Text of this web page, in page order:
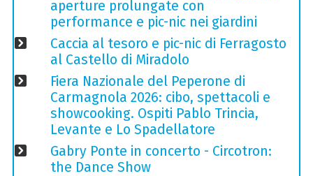
aperture prolungate con
performance e pic-nic nei giardini
Caccia al tesoro e pic-nic di Ferragosto
al Castello di Miradolo
Fiera Nazionale del Peperone di
Carmagnola 2026: cibo, spettacoli e
showcooking. Ospiti Pablo Trincia,
Levante e Lo Spadellatore
Gabry Ponte in concerto - Circotron:
the Dance Show